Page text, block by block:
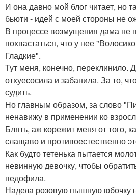
И она давно мой блог читает, но
бьюти - идей с моей стороны не
В процессе возмущения дама не
похвастаться, что у нее
Гладкие".
Тут меня, конечно, переклинило.
отхуесосила и забанила. За то,
судить.
Но главным образом, за слово
ненавижу в применении ко
Блять, аж корежит меня от того,
слащаво и противоестественно
Как будто тетенька пытается
невинную девочку, чтобы
педофила.
Надела розовую пышную юбочку